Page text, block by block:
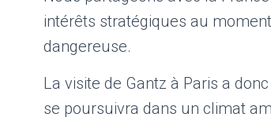
intérêts stratégiques au
dangereuse.
La visite de Gantz à Paris a
se poursuivra dans un climat